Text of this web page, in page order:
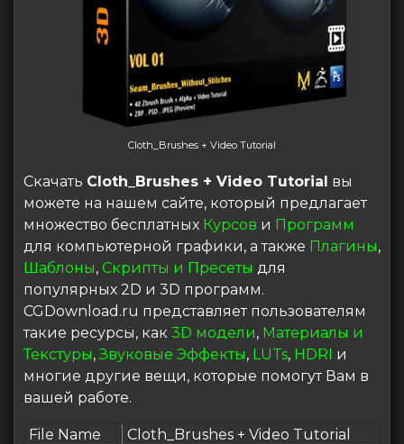
Cloth_Brushes + Video Tutorial
Скачать Cloth_Brushes + Video Tutorial вы
можете на нашем сайте, который предлагает
множество бесплатных Курсов и Программ
для компьютерной графики, а также Плагины,
Шаблоны, Скрипты и Пресеты для
популярных 2D и 3D программ.
CGDownload.ru представляет пользователям
такие ресурсы, как 3D модели, Материалы и
Текстуры,Звуковые Эффекты, LUTs, HDRI и
многие другие вещи, которые помогут Вам в
вашей работе.
File Name
Cloth_Brushes + Video Tutorial